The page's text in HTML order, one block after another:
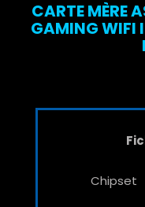
CARTE MÈRE
GAMING WIFI
Chipset